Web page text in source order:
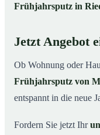
Frühjahrsputz in
Jetzt Angebot
Ob Wohnung oder
Frühjahrsputz von
entspannt in die neue
Fordern Sie jetzt Ihr